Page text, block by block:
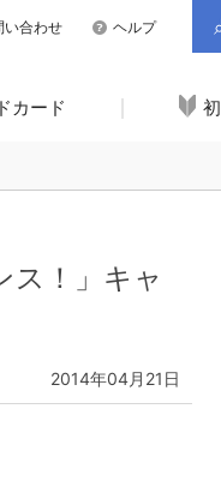
カード
い合わせ ヘルプ
！」キャ
2014年04月21日